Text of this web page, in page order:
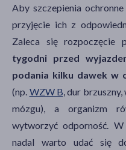
Aby szczepienia
przyjęcie ich z
Zaleca się rozpoczęcie
tygodni przed
podania kilku dawek w
(np. WZW B , dur
mózgu), a organizm
wytworzyć odporność.
nadal warto udać się